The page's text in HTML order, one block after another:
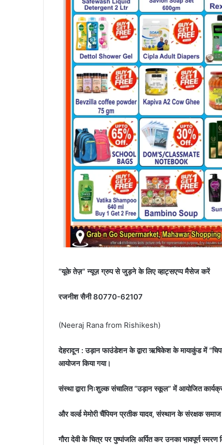
“यूके तेज़” न्यूज़ ग्रुप से जुड़ने के लिए व्हाट्सएप्प मैसेज करें
रजनीश सैनी 80770-62107
(Neeraj Rana from Rishikesh)
देहरादून : उड़ान फाउंडेशन के द्वारा ऋषिकेश के मायाकुंड में
आयोजन किया गया।
संस्था द्वारा निःशुल्क संचालित “उड़ान स्कूल” में आयोजित
और वर्ल्ड मेमोरी चैंपियन प्रतीक यादव, संस्थान के संरक्षक
गौरा देवी के चित्र पर पुष्पांजलि अर्पित कर उनका भावपूर्ण स्मरण